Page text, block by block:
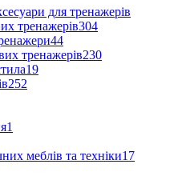
для тренажерів
тренажерів304
44
тренажерів230
19
252
1
меблів та техніки17